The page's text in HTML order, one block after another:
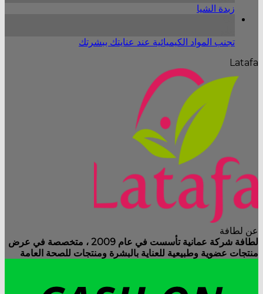
زبدة الشيا
تجنب المواد الكيميائية عند عنايتك ببشرتك
Latafa
عن لطافة
لطافة شركة عمانية تأسست في عام 2009 ، متخصصة في عرض
منتجات عضوية وطبيعية للعناية بالبشرة ومنتجات للصحة العامة